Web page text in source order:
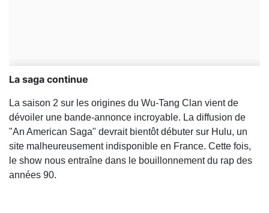
La saga continue
La saison 2 sur les origines du Wu-Tang Clan vient de
dévoiler une bande-annonce incroyable. La diffusion de
"An American Saga" devrait bientôt débuter sur Hulu, un
site malheureusement indisponible en France. Cette fois,
le show nous entraîne dans le bouillonnementdu rap des
années 90.